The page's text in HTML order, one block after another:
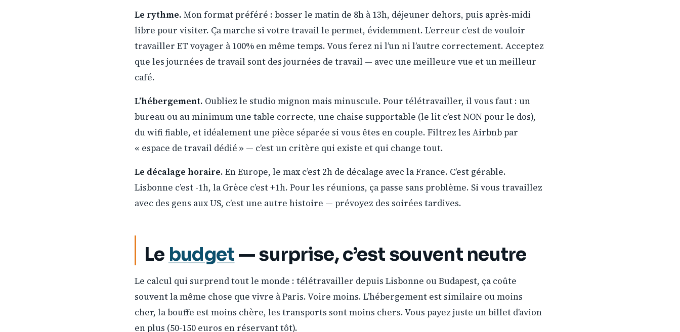
Le rythme. Mon format préféré : bosser le matin de 8h à 13h, déjeuner dehors, puis après-midi
libre pour visiter. Ça marche si votre travail le permet, évidemment. L’erreur c’est de vouloir
travailler ET voyager à 100% en même temps. Vous ferez ni l’un ni l’autre correctement. Acceptez
que les journées de travail sont des journées de travail — avec une meilleure vue et un meilleur
café.
L’hébergement. Oubliez le studio mignon mais minuscule. Pour télétravailler, il vous faut : un
bureau ou au minimum une table correcte, une chaise supportable (le lit c’est NON pour le dos),
du wifi fiable, et idéalement une pièce séparée si vous êtes en couple. Filtrez les Airbnb par
« espace de travail dédié » — c’est un critère qui existe et qui change tout.
Le décalage horaire. En Europe, le max c’est 2h de décalage avec la France. C’est gérable.
Lisbonne c’est -1h, la Grèce c’est +1h. Pour les réunions, ça passe sans problème. Si vous travaillez
avec des gens aux US, c’est une autre histoire — prévoyez des soirées tardives.
Le budget — surprise, c’est souvent neutre
Le calcul qui surprend tout le monde : télétravailler depuis Lisbonne ou Budapest, ça coûte
souvent la même chose que vivre à Paris. Voire moins. L’hébergement est similaire ou moins
cher, la bouffe est moins chère, les transports sont moins chers. Vous payez juste un billet d’avion
en plus (50-150 euros en réservant tôt).